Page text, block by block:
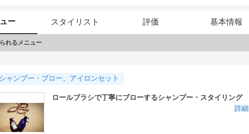
ー スタイリスト 評価 基本情報
れるメニュー
ャンプー・ブロー、アイロンセット
ロールブラシで丁寧にブローするシャンプー・スタイリング
詳細